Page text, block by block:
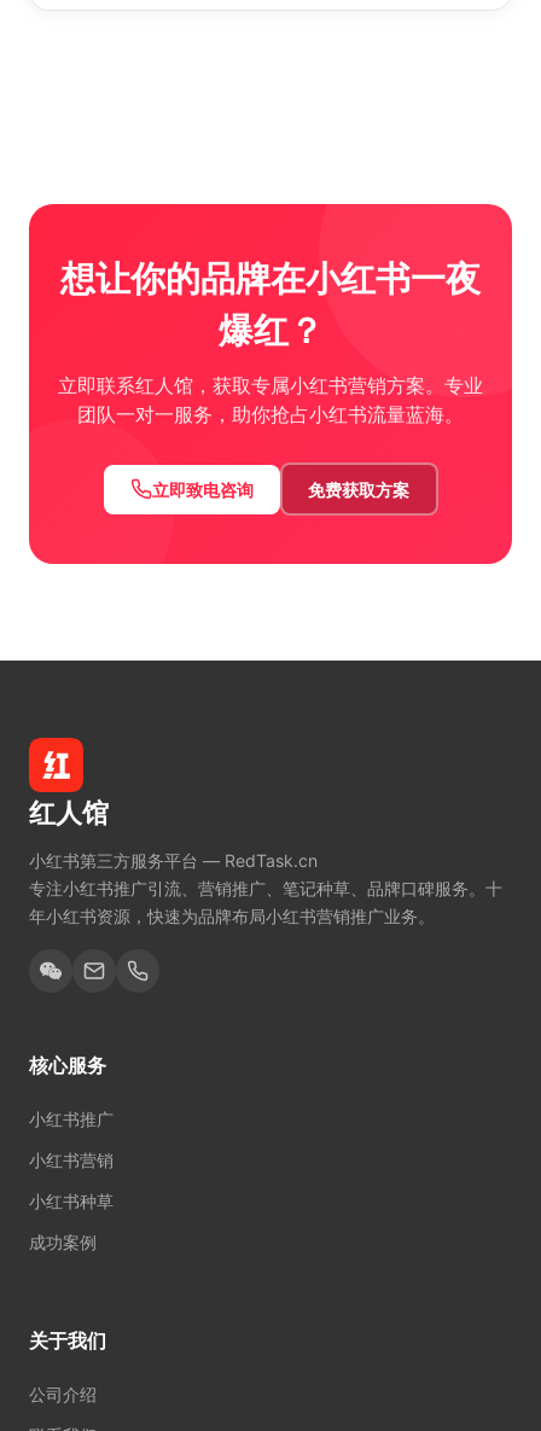
想让你的品牌在小红书一夜
爆红？
立即联系红人馆，获取专属小红书营销方案。专业
团队一对一服务，助你抢占小红书流量蓝海。
立即致电咨询 免费获取方案
红人馆
小红书第三方服务平台 — RedTask.cn
专注小红书推广引流、营销推广、笔记种草、品牌口碑服务。十
年小红书资源，快速为品牌布局小红书营销推广业务。
核心服务
小红书推广
小红书营销
小红书种草
成功案例
关于我们
公司介绍